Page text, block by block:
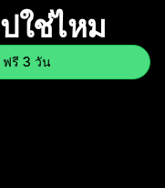
ใช่ไหม
ฟรี 3 วัน